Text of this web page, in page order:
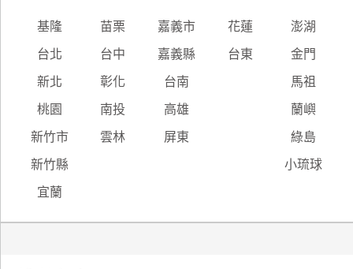
基隆 苗栗 嘉義市 花蓮 澎湖
台北 台中 嘉義縣 台東 金門
新北 彰化 台南 馬祖
桃園 南投 高雄 蘭嶼
新竹市 雲林 屏東 綠島
新竹縣 小琉球
宜蘭